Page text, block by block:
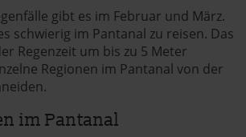
gibt es im Februar und März.
schwierig im Pantanal zu reisen. Das
Regenzeit um bis zu 5 Meter
Regionen im Pantanal von der
im Pantanal